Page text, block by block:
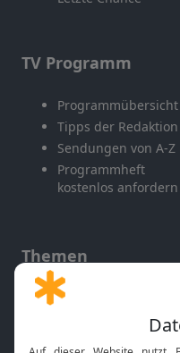
TV Programm
Programmübersicht
Tipps der Redaktion
Sendungen von A-Z
Programmheft
kostenlos anfordern
Themen
Gott und Bibel erklärt